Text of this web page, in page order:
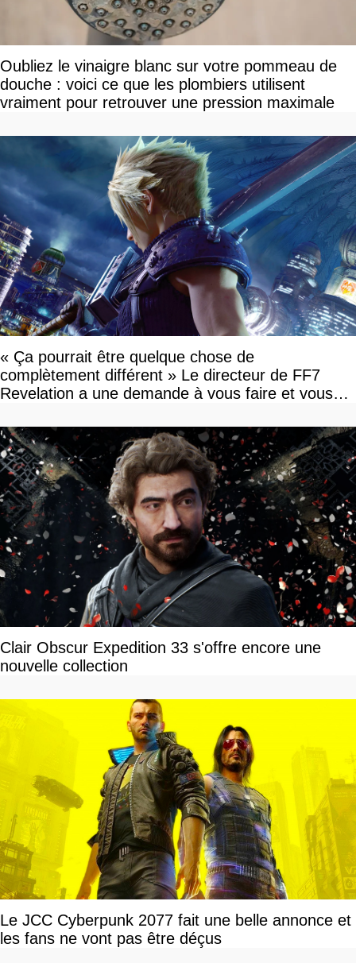
Oubliez le vinaigre blanc sur votre pommeau de
douche : voici ce que les plombiers utilisent
vraiment pour retrouver une pression maximale
« Ça pourrait être quelque chose de
complètement différent » Le directeur de FF7
Revelation a une demande à vous faire et vous
Clair Obscur Expedition 33 s'offre encore une
nouvelle collection
Le JCC Cyberpunk 2077 fait une belle annonce et
les fans ne vont pas être déçus